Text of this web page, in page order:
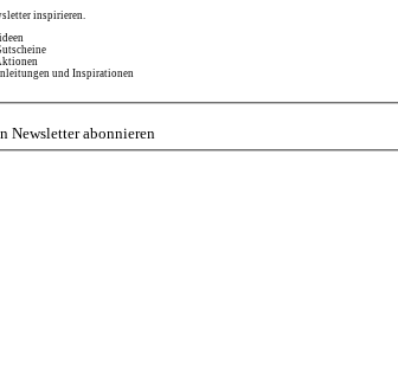
inspirieren.
und Inspirationen
Newsletter abonnieren